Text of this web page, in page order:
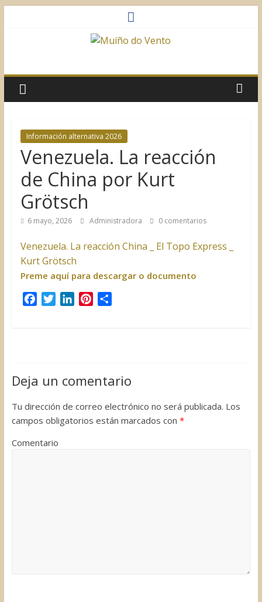
do
Vento
Asociación
Sociocultural
Información alternativa 2026
Venezuela. La reacción
de China por Kurt
Grötsch
6 mayo, 2026 Administradora 0 comentarios
Venezuela. La reacción China _ El Topo Express _
Kurt Grötsch
Preme aquí para descargar o documento
o
r
I
e
t
t
r
Deja un comentario
Tu dirección de correo electrónico no será publicada. Los
campos obligatorios están marcados con *
Comentario